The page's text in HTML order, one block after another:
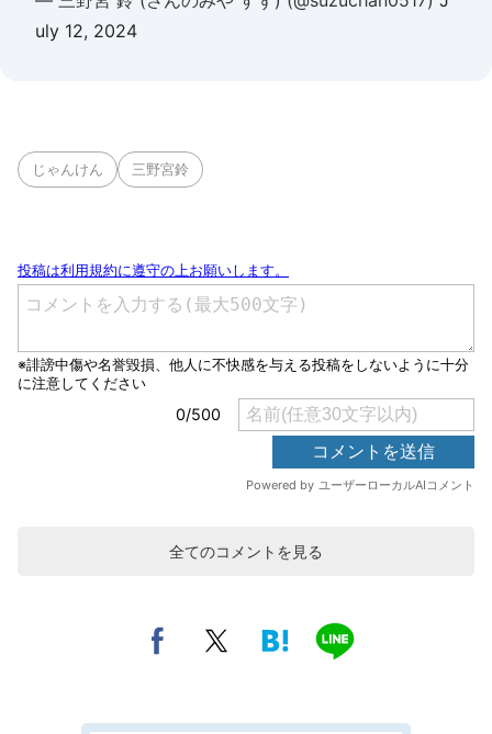
uly 12, 2024
じゃんけん 三野宮鈴
全てのコメントを見る